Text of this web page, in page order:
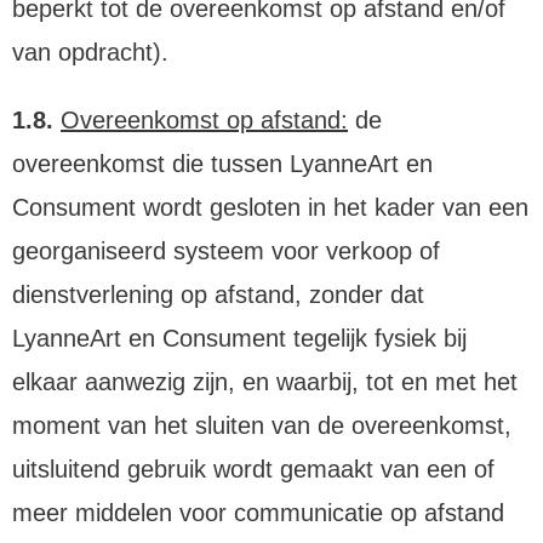
beperkt tot de overeenkomst op afstand en/of
van opdracht).
1.8. Overeenkomst op afstand: de
overeenkomst die tussen LyanneArt en
Consument wordt gesloten in het kader van een
georganiseerd systeem voor verkoop of
dienstverlening op afstand, zonder dat
LyanneArt en Consument tegelijk fysiek bij
elkaar aanwezig zijn, en waarbij, tot en met het
moment van het sluiten van de overeenkomst,
uitsluitend gebruik wordt gemaakt van een of
meer middelen voor communicatie op afstand